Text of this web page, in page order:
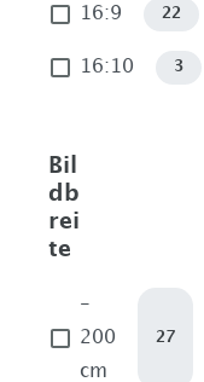
16:9 22
16:10 3
Bil
db
rei
te
-
200
cm
27